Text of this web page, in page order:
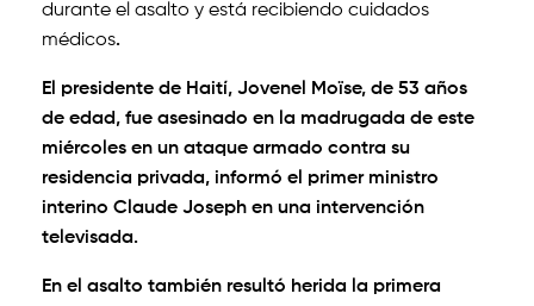
durante el asalto y está recibiendo cuidados
médicos.
El presidente de Haití, Jovenel Moïse, de 53 años
de edad, fue asesinado en la madrugada de este
miércoles en un ataque armado contra su
residencia privada, informó el primer ministro
interino Claude Joseph en una intervención
televisada.
En el asalto también resultó herida la primera